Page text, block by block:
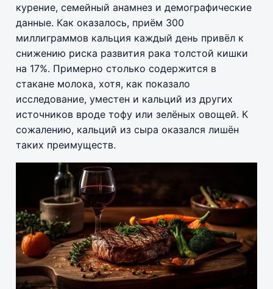
курение, семейный анамнез и демографические
данные. Как оказалось, приём 300
миллиграммов кальция каждый день привёл к
снижению риска развития рака толстой кишки
на 17%. Примерно столько содержится в
стакане молока, хотя, как показало
исследование, уместен и кальций из других
источников вроде тофу или зелёных овощей. К
сожалению, кальций из сыра оказался лишён
таких преимуществ.